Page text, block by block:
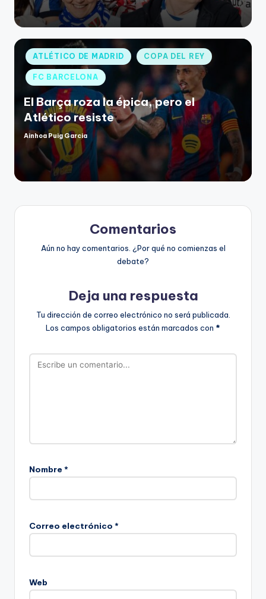
ATLÉTICO DE MADRID COPA DEL REY
FC BARCELONA
El Barça roza la épica, pero el
Atlético resiste
Ainhoa Puig Garcia
Comentarios
Aún no hay comentarios. ¿Por qué no comienzas el
debate?
Deja una respuesta
Tu dirección de correo electrónico no será publicada.
Los campos obligatorios están marcados con *
Nombre *
Correo electrónico *
Web